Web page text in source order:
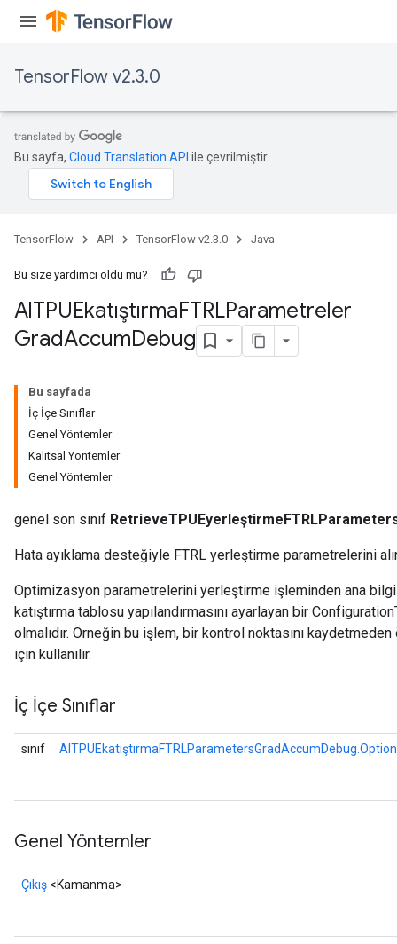
TensorFlow v2.3.0
Bu sayfa, Cloud Translation API ile çevrilmiştir.
TensorFlow API TensorFlow v2.3.0 Java
Bu size yardımcı oldu mu?
AlTPUEkatıştırmaFTRLParametreler
GradAccumDebug
Bu sayfada
İç İçe Sınıflar
Genel Yöntemler
Kalıtsal Yöntemler
Genel Yöntemler
genel son sınıf
Hata ayıklama desteğiyle FTRL yerleştirme parametrelerini
Optimizasyon parametrelerini yerleştirme işleminden ana
katıştırma tablosu yapılandırmasını ayarlayan bir
olmalıdır. Örneğin bu işlem, bir kontrol noktasını
için kullanılır.
İç İçe Sınıflar
sınıf
Genel Yöntemler
Çıkış <Kamanma>